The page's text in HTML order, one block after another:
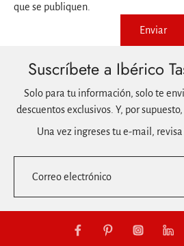
que se publiquen.
Enviar
Suscríbete a Ibérico
Solo para tu información, solo te
descuentos exclusivos. Y, por
Una vez ingreses tu e-mail,
Correo electrónico